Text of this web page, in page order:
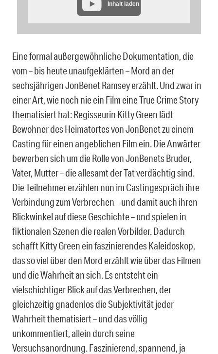
Inhalt laden
Eine formal außergewöhnliche Dokumentation, die
vom – bis heute unaufgeklärten – Mord an der
sechsjährigen JonBenet Ramsey erzählt. Und zwar in
einer Art, wie noch nie ein Film eine True Crime Story
thematisiert hat: Regisseurin Kitty Green lädt
Bewohner des Heimatortes von JonBenet zu einem
Casting für einen angeblichen Film ein. Die Anwärter
bewerben sich um die Rolle von JonBenets Bruder,
Vater, Mutter – die allesamt der Tat verdächtig sind.
Die Teilnehmer erzählen nun im Castingespräch ihre
Verbindung zum Verbrechen – und damit auch ihren
Blickwinkel auf diese Geschichte – und spielen in
fiktionalen Szenen die realen Vorbilder. Dadurch
schafft Kitty Green ein faszinierendes Kaleidoskop,
das so viel über den Mord erzählt wie über das Filmen
und die Wahrheit an sich. Es entsteht ein
vielschichtiger Blick auf das Verbrechen, der
gleichzeitig gnadenlos die Subjektivität jeder
Wahrheit thematisiert – und das völlig
unkommentiert, allein durch seine
Versuchsanordnung. Faszinierend, spannend, ja